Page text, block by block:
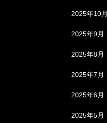
2025年10月
2025年9月
2025年8月
2025年7月
2025年6月
2025年5月